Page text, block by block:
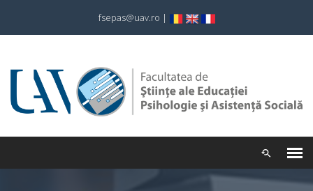
fsepas@uav.ro |